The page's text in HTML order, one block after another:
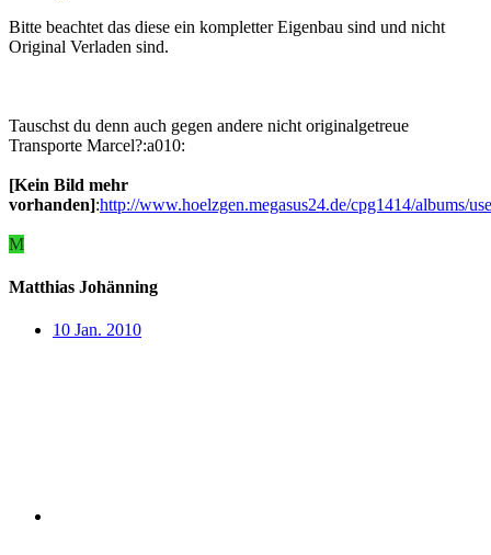
Bitte beachtet das diese ein kompletter Eigenbau sind und nicht
Original Verladen sind.
Tauschst du denn auch gegen andere nicht originalgetreue
Transporte Marcel?:a010:
[Kein Bild mehr
vorhanden]:http://www.hoelzgen.megasus24.de/cpg1414/albums/
M
Matthias Johänning
10 Jan. 2010